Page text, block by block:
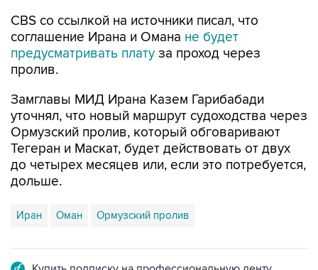
CBS со ссылкой на источники писал, что
соглашение Ирана и Омана не будет
предусматривать плату за проход через
пролив.
Замглавы МИД Ирана Казем Гарибабади
уточнял, что новый маршрут судоходства через
Ормузский пролив, который обговаривают
Тегеран и Маскат, будет действовать от двух
до четырех месяцев или, если это потребуется,
дольше.
Иран Оман Ормузский пролив